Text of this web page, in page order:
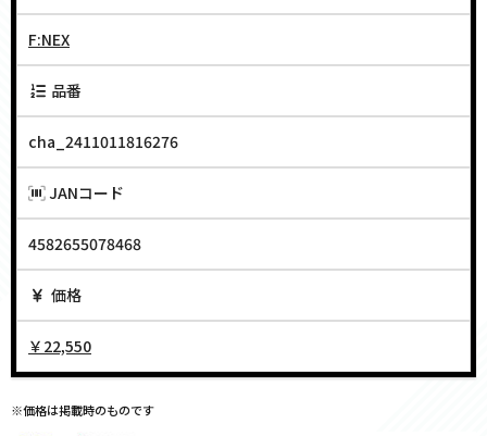
F:NEX
品番
cha_2411011816276
JANコード
4582655078468
価格
￥22,550
※価格は掲載時のものです